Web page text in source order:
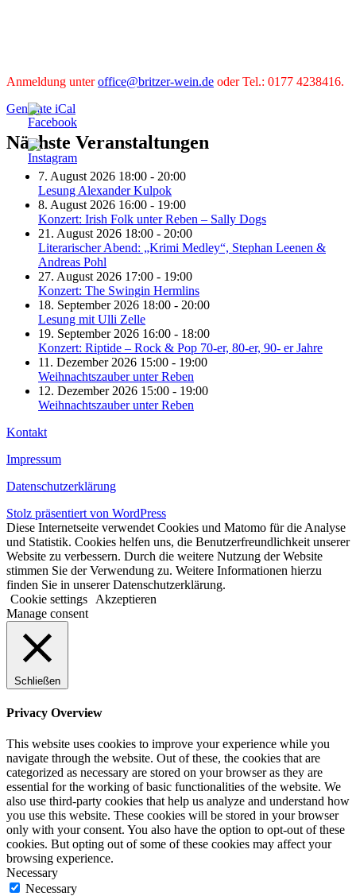
Anmeldung unteroffice@britzer-wein.de oder Tel.: 0177 4238416.
Generate iCal
Nächste Veranstaltungen
7. August 2026 18:00 - 20:00
Lesung Alexander Kulpok
8. August 2026 16:00 - 19:00
Konzert: Irish Folk unter Reben – Sally Dogs
21. August 2026 18:00 - 20:00
Literarischer Abend: „Krimi Medley“, Stephan Leenen &
Andreas Pohl
27. August 2026 17:00 - 19:00
Konzert: The Swingin Hermlins
18. September 2026 18:00 - 20:00
Lesung mit Ulli Zelle
19. September 2026 16:00 - 18:00
Konzert: Riptide – Rock & Pop 70-er, 80-er, 90- er Jahre
11. Dezember 2026 15:00 - 19:00
Weihnachtszauber unter Reben
12. Dezember 2026 15:00 - 19:00
Weihnachtszauber unter Reben
Kontakt
Impressum
Datenschutzerklärung
Stolz präsentiert von WordPress
Diese Internetseite verwendet Cookies und Matomo für die Analyse
und Statistik. Cookies helfen uns, die Benutzerfreundlichkeit unserer
Website zu verbessern. Durch die weitere Nutzung der Website
stimmen Sie der Verwendung zu. Weitere Informationen hierzu
finden Sie in unserer Datenschutzerklärung.
Cookie settings
Akzeptieren
Manage consent
Schließen
Privacy Overview
This website uses cookies to improve your experience while you
navigate through the website. Out of these, the cookies that are
categorized as necessary are stored on your browser as they are
essential for the working of basic functionalities of the website. We
also use third-party cookies that help us analyze and understand how
you use this website. These cookies will be stored in your browser
only with your consent. You also have the option to opt-out of these
cookies. But opting out of some of these cookies may affect your
browsing experience.
Necessary
Necessary